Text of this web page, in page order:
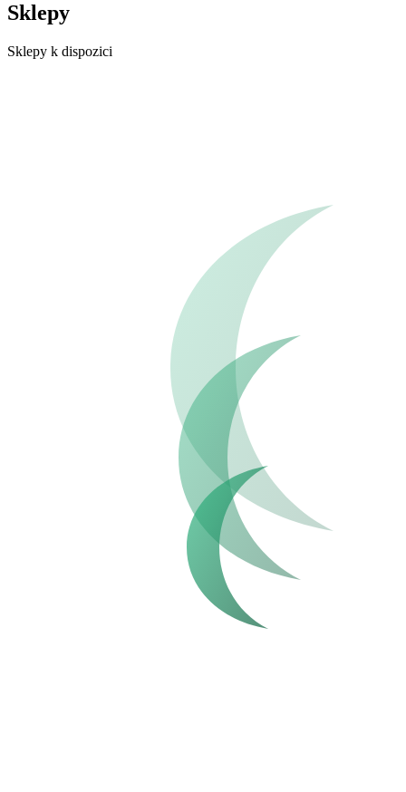
Sklepy
Sklepy k dispozici